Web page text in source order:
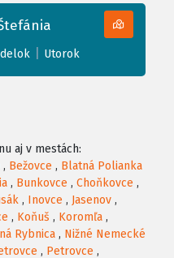
Utorok
aj v mestách:
, Bežovce , Blatná Polianka
, Bunkovce , Choňkovce ,
, Inovce , Jasenov ,
, Koňuš , Koromľa ,
Rybnica , Nižné Nemecké
, Petrovce ,